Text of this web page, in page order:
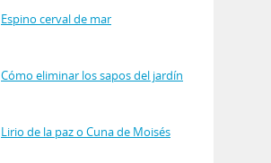
Espino cerval de mar
Cómo eliminar los sapos del jardín
Lirio de la paz o Cuna de Moisés